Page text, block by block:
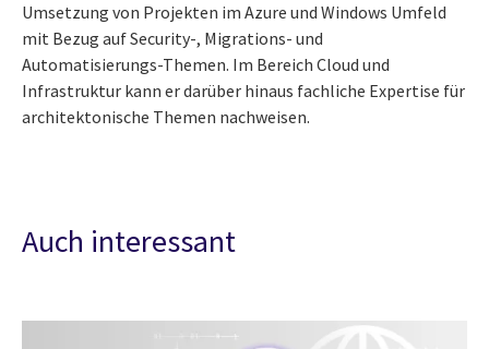
Umsetzung von Projekten im Azure und Windows Umfeld
mit Bezug auf Security-, Migrations- und
Automatisierungs-Themen. Im Bereich Cloud und
Infrastruktur kann er darüber hinaus fachliche Expertise für
architektonische Themen nachweisen.
Auch interessant